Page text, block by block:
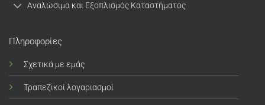
Αναλώσιμα και Εξοπλισμός Καταστήματος
Πληροφορίες
Σχετικά με εμάς
Τραπεζικοί λογαριασμοί